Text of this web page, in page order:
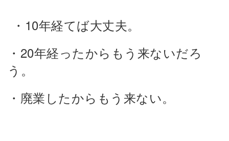
・10年経てば大丈夫。
・20年経ったからもう来ないだろ
う。
・廃業したからもう来ない。